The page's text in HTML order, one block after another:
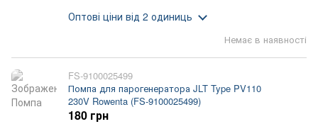
Немає в наявності
Оптові ціни від 2 одиниць
FS-9100025499
Помпа для парогенератора JLT Type PV110
230V Rowenta (FS-9100025499)
180 грн